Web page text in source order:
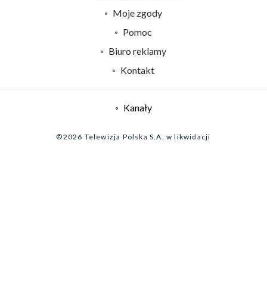
Centrum informacji TVP
Naziemna Telewizja Cyfrowa
Biuro Reklamy
Moje zgody
Pomoc
Biuro reklamy
Kontakt
Kanały
©2026 Telewizja Polska S.A. w likwidacji